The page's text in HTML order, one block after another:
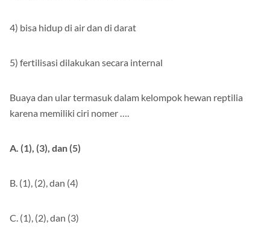
4) bisa hidup di air dan di darat
5) fertilisasi dilakukan secara internal
Buaya dan ular termasuk dalam kelompok hewan reptilia
karena memiliki ciri nomer ….
A. (1), (3), dan (5)
B. (1), (2), dan (4)
C. (1), (2), dan (3)